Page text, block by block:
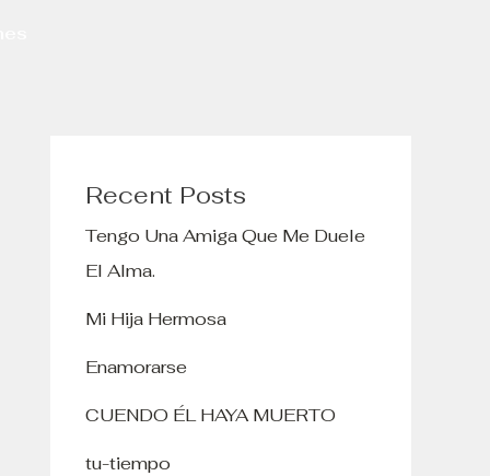
Recent Posts
Tengo Una Amiga Que Me Duele
El Alma.
Mi Hija Hermosa
Enamorarse
CUENDO ÉL HAYA MUERTO
tu-tiempo